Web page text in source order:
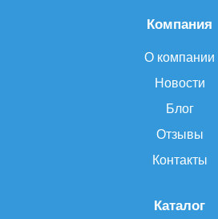
Каталог
Компания
О компании
Новости
Блог
Отзывы
Контакты